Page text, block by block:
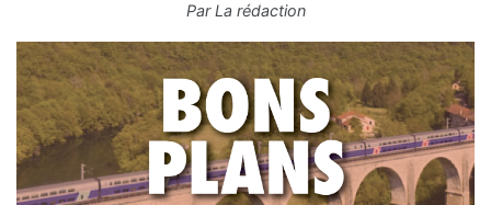
ParLa rédaction